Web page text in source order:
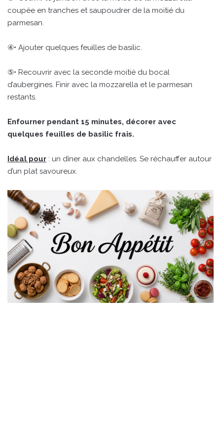
coupée en tranches et saupoudrer de la moitié du
parmesan.
④• Ajouter quelques feuilles de basilic.
⑤• Recouvrir avec la seconde moitié du bocal
d’aubergines. Finir avec la mozzarella et le parmesan
restants.
Enfourner pendant 15 minutes, décorer avec
quelques feuilles de basilic frais.
Idéal pour : un dîner aux chandelles. Se réchauffer autour
d’un plat savoureux.